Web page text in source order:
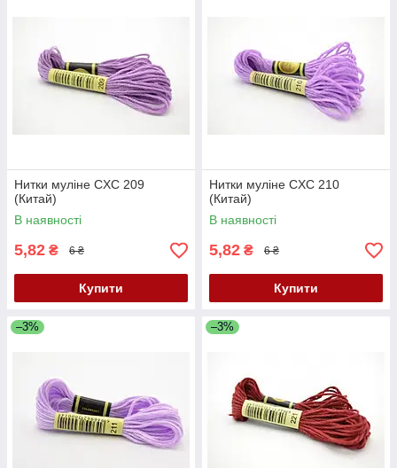
Нитки муліне CXC 209
(Китай)
В наявності
5,82 ₴ 6 ₴
Купити
Нитки муліне CXC 210
(Китай)
В наявності
5,82 ₴ 6 ₴
Купити
–3% –3%